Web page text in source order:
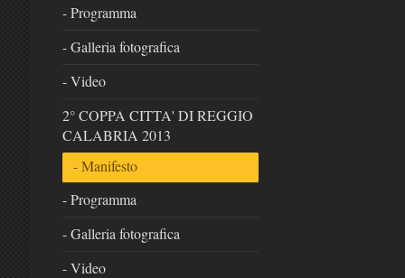
- Programma
- Galleria fotografica
- Video
2° COPPA CITTA' DI REGGIO
CALABRIA 2013
- Manifesto
- Programma
- Galleria fotografica
- Video